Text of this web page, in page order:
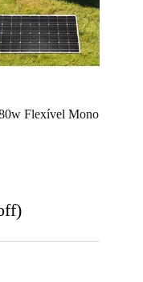
Flexível Mono